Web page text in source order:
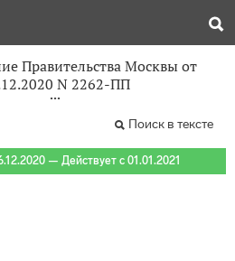
Правительства Москвы от
N 2262-ПП
Поиск в тексте
— Действует с 01.01.2021